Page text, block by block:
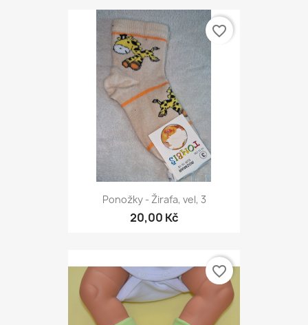
Ponožky - Žirafa, vel, 3
20,00 Kč
favorite_border
favorite_border